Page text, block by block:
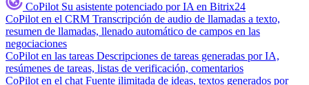
CoPilot Su asistente potenciado por IA en Bitrix24
CoPilot en el CRM Transcripción de audio de llamadas a texto,
resumen de llamadas, llenado automático de campos en las
negociaciones
CoPilot en las tareas Descripciones de tareas generadas por IA,
resúmenes de tareas, listas de verificación, comentarios
CoPilot en el chat Fuente ilimitada de ideas, textos generados por